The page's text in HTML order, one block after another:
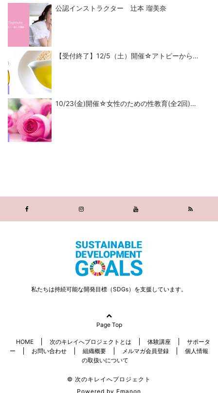
公認インストラクター 辻本 瑠美奈
【受付終了】12/5（土）開催☆アトピーから…
10/23(金)開催☆女性のための性教育(全2回)…
私たちは持続可能な開発目標（SDGs）を支援しています。
Page Top
HOME 次のキレイへプロジェクトとは 体験講座
サポータ
ー
お問い合わせ 組織概要 メルマガ会員登録
個人情報
の取扱いについて
© 次のキレイへプロジェクト
Powered by Emanon